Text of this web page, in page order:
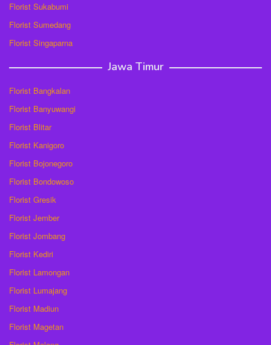
Florist Sukabumi
Florist Sumedang
Florist Singaparna
Jawa Timur
Florist Bangkalan
Florist Banyuwangi
Florist Blitar
Florist Kanigoro
Florist Bojonegoro
Florist Bondowoso
Florist Gresik
Florist Jember
Florist Jombang
Florist Kediri
Florist Lamongan
Florist Lumajang
Florist Madiun
Florist Magetan